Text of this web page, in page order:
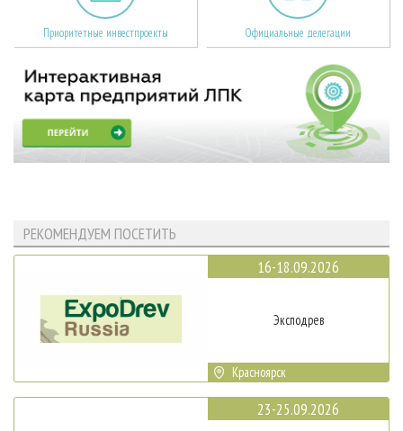
Приоритетные инвестпроекты Официальные делегации
РЕКОМЕНДУЕМ ПОСЕТИТЬ
16-18.09.2026
Эксподрев
Красноярск
23-25.09.2026